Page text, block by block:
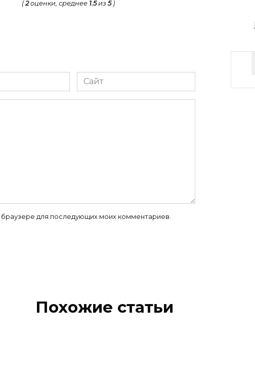
(2оценки, среднее 1.5из 5)
Сайт
для последующих моих комментариев.
Похожие статьи